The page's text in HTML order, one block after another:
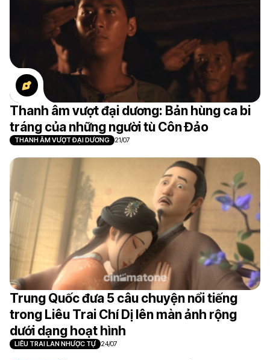
Thanh âm vượt đại dương: Bản hùng ca bi
tráng của những người tù Côn Đảo
THANH ÂM VƯỢT ĐẠI DƯƠNG 21/07
Trung Quốc đưa 5 câu chuyện nổi tiếng
trong Liêu Trai Chí Dị lên màn ảnh rộng
dưới dạng hoạt hình
LIÊU TRAI LAN NHƯỢC TỰ 24/07